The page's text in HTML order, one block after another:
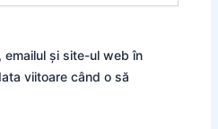
emailul și site-ul web în
viitoare când o să